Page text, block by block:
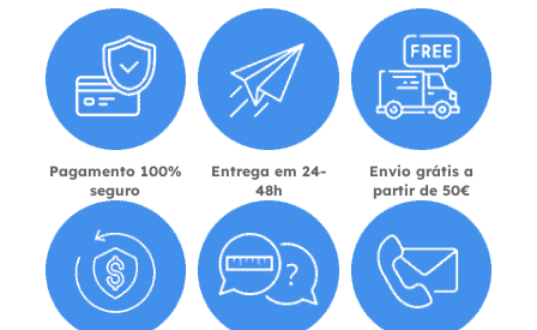
Pagamento 100%
seguro
Entrega em 24-
48h
Envio grátis a
partir de 50€